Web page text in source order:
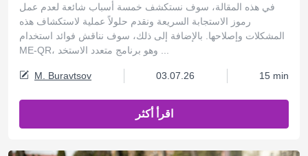
في هذه المقالة، سوف نستكشف خمسة أسباب شائعة لعدم عمل
رموز الاستجابة السريعة ونقدم حلولاً عملية لاستكشاف هذه
المشكلات وإصلاحها. بالإضافة إلى ذلك، سوف نناقش فوائد استخدام
M. Buravtsov 03.07.26 15 min
اقرأ أكثر